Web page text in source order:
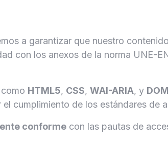
a garantizar que nuestro
con los anexos de la norma UNE-
HTML5, CSS, WAI-ARIA, y DOM
el cumplimiento de los estándares de
conforme con las pautas de